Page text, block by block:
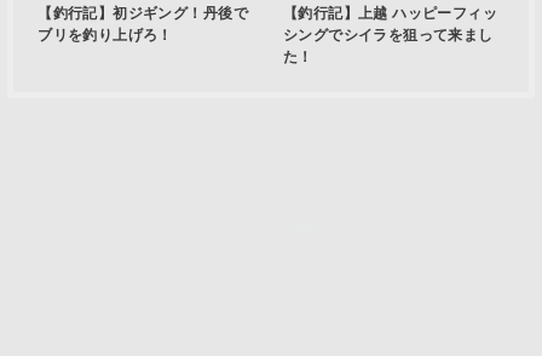
【釣行記】初ジギング！丹後で
ブリを釣り上げろ！
【釣行記】上越 ハッピーフィッ
シングでシイラを狙って来まし
た！